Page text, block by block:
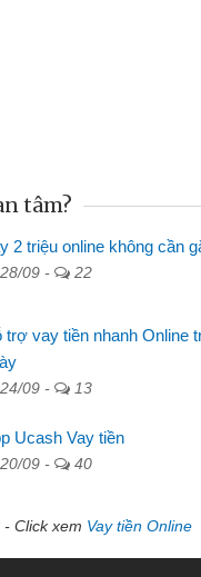
Mai
sinh
thấy
Lâm
cần
tâm?
2 triệu online không cần
09 - 22
trợ vay tiền nhanh Online
09 - 13
Ucash Vay tiền
09 - 40
Click xem Vay tiền Online